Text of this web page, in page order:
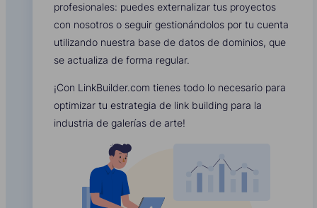
profesionales: puedes externalizar tus proyectos
con nosotros o seguir gestionándolos por tu cuenta
utilizando nuestra base de datos de dominios, que
se actualiza de forma regular.
¡Con LinkBuilder.com tienes todo lo necesario para
optimizar tu estrategia de link building para la
industria de galerías de arte!